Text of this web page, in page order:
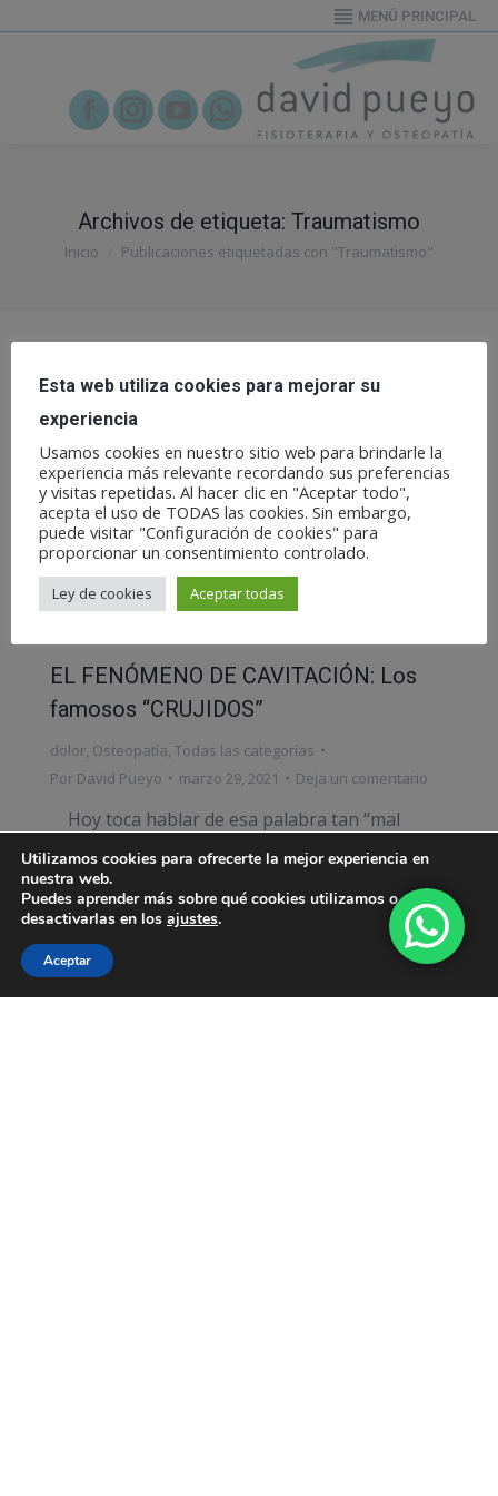
MENÚ PRINCIPAL
FacebookInstagram
YouTubeWhatsapp
Archivos de etiqueta: Traumatismo
Estás aquí:
Inicio Publicaciones etiquetadas con "Traumatismo"
EL FENÓMENO DE CAVITACIÓN: Los
famosos “CRUJIDOS”
dolor, Osteopatía, Todas las categorías
Por David Pueyo marzo 29, 2021 Deja un comentario
Hoy toca hablar de esa palabra tan “mal
usada” por las personas, que rodea al mundo
de la fisioterapia y la osteopatia: los crujidos. El
nombre apropiado sería CAVITACIÓN, y
realmente es un ruido fisiológico normal. Esa
cavitación se produce cuando el líquido sinovial,
Esta web utiliza cookies para mejorar su
experiencia
Usamos cookies en nuestro sitio web para brindarle la
experiencia más relevante recordando sus preferencias
y visitas repetidas. Al hacer clic en "Aceptar todo",
acepta el uso de TODAS las cookies. Sin embargo,
puede visitar "Configuración de cookies" para
proporcionar un consentimiento controlado.
Ley de cookies Aceptar todas
Utilizamos cookies para ofrecerte la mejor experiencia en
nuestra web.
Puedes aprender más sobre qué cookies utilizamos o
desactivarlas en los ajustes.
Aceptar